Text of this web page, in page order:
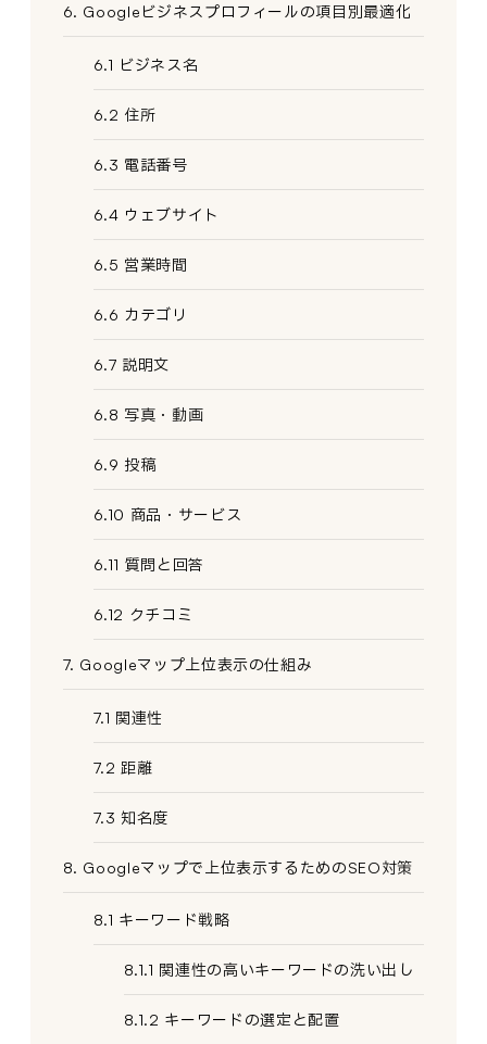
6. Googleビジネスプロフィールの項目別最適化
6.1 ビジネス名
6.2 住所
6.3 電話番号
6.4 ウェブサイト
6.5 営業時間
6.6 カテゴリ
6.7 説明文
6.8 写真・動画
6.9 投稿
6.10 商品・サービス
6.11 質問と回答
6.12 クチコミ
7. Googleマップ上位表示の仕組み
7.1 関連性
7.2 距離
7.3 知名度
8. Googleマップで上位表示するためのSEO対策
8.1 キーワード戦略
8.1.1 関連性の高いキーワードの洗い出し
8.1.2 キーワードの選定と配置